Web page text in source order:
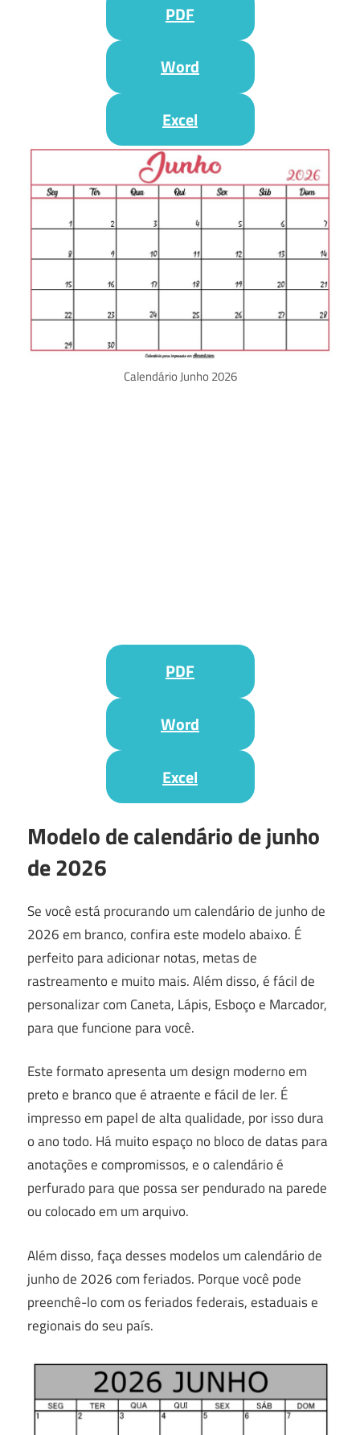
PDF
Word
Excel
Calendário Junho 2026
PDF
Word
Excel
Modelo de calendário de junho
de 2026
Se você está procurando um calendário de junho de
2026 em branco, confira este modelo abaixo. É
perfeito para adicionar notas, metas de
rastreamento e muito mais. Além disso, é fácil de
personalizar com Caneta, Lápis, Esboço e Marcador,
para que funcione para você.
Este formato apresenta um design moderno em
preto e branco que é atraente e fácil de ler. É
impresso em papel de alta qualidade, por isso dura
o ano todo. Há muito espaço no bloco de datas para
anotações e compromissos, e o calendário é
perfurado para que possa ser pendurado na parede
ou colocado em um arquivo.
Além disso, faça desses modelos um calendário de
junho de 2026 com feriados. Porque você pode
preenchê-lo com os feriados federais, estaduais e
regionais do seu país.